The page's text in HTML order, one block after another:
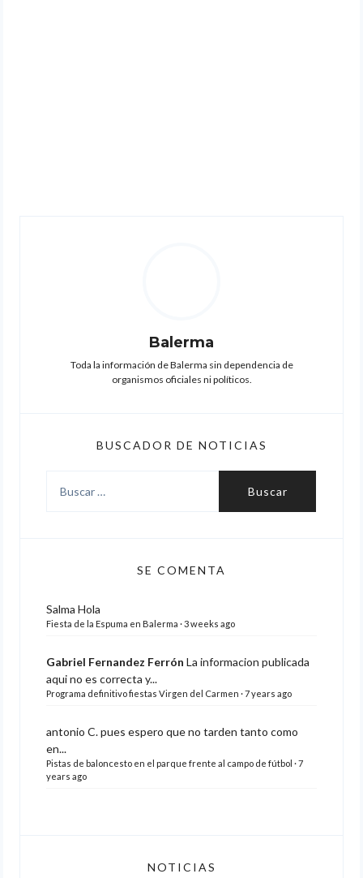
Balerma
Toda la información de Balerma sin dependencia de
organismos oficiales ni políticos.
BUSCADOR DE NOTICIAS
SE COMENTA
Salma Hola
Fiesta de la Espuma en Balerma ·3 weeks ago
Gabriel Fernandez Ferrón La informacion publicada
aqui no es correcta y...
Programa definitivo fiestas Virgen del Carmen ·7 years ago
antonio C.pues espero que no tarden tanto como
en...
Pistas de baloncesto en el parque frente al campo de fútbol ·7
years ago
NOTICIAS